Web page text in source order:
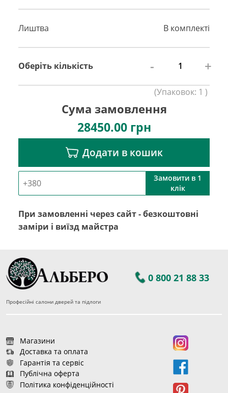
Лиштва В комплекті
Оберіть кількість - +
(Упаковок: 1 )
Сума замовлення
28450.00грн
Додати в кошик
Замовити в 1
клік
При замовленні через сайт - безкоштовні
заміри і виїзд майстра
0 800 21 88 33
Професійні салони дверей та підлоги
Магазини
Доставка та оплата
Гарантія та сервіс
Публічна оферта
Політика конфіденційності